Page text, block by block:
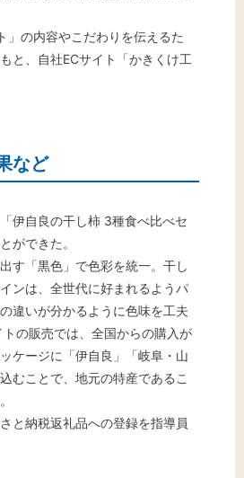
」の内容やこだわりを伝えるた
と、自社ECサイト「かきくけ工
など
伊自良の干し柿 3種食べ比べセ
ができた。
す「黒色」で色彩を統一。干し
ンは、全世代に好まれるようパ
違いが分かるように色味を工夫
トの販売では、全国からの購入が
ケージに「伊自良」「岐阜・山
むことで、地元の特産であるこ
と納税返礼品への登録を指導員